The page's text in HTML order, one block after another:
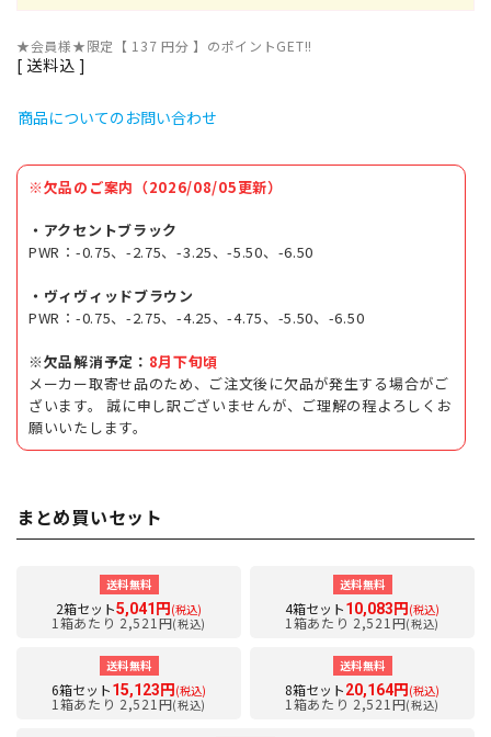
★会員様★限定【 137 円分 】のポイントGET!!
送料込
商品についてのお問い合わせ
※欠品のご案内（2026/08/05更新）
・アクセントブラック
PWR：-0.75、-2.75、-3.25、-5.50、-6.50
・ヴィヴィッドブラウン
PWR：-0.75、-2.75、-4.25、-4.75、-5.50、-6.50
※欠品解消予定： 8月下旬頃
メーカー取寄せ品のため、ご注文後に欠品が発生する場合がご
ざいます。 誠に申し訳ございませんが、ご理解の程よろしくお
願いいたします。
まとめ買いセット
送料無料
2箱セット5,041円 (税込)
1箱あたり 2,521円(税込)
送料無料
4箱セット10,083円 (税込)
1箱あたり 2,521円(税込)
送料無料
6箱セット15,123円 (税込)
1箱あたり 2,521円(税込)
送料無料
8箱セット20,164円 (税込)
1箱あたり 2,521円(税込)